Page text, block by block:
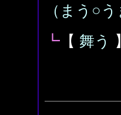
（まう○う
┗ 【 舞う 】